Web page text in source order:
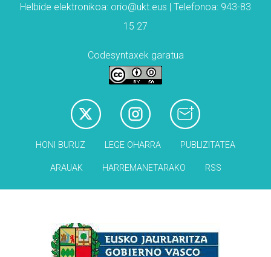
Helbide elektronikoa: orio@ukt.eus | Telefonoa: 943-83
15 27
Codesyntaxek garatua
HONI BURUZ LEGE OHARRA PUBLIZITATEA
ARAUAK HARREMANETARAKO RSS